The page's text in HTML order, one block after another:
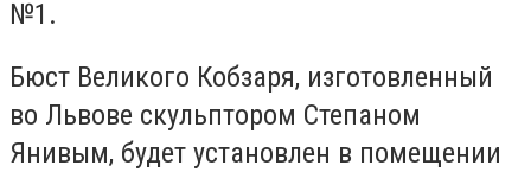
№1.
Бюст Великого Кобзаря, изготовленный
во Львове скульптором Степаном
Янивым, будет установлен в помещении